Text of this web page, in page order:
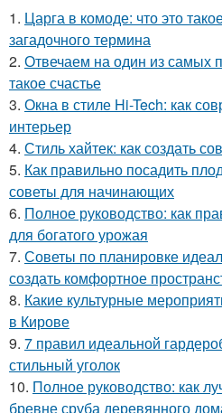
1. Царга в комоде: что это
загадочного термина
2. Отвечаем на один из самых
такое счастье
3. Окна в стиле Hi-Tech: как
интерьер
4. Стиль хайтек: как создать
5. Как правильно посадить
советы для начинающих
6. Полное руководство: как
для богатого урожая
7. Советы по планировке
создать комфортное
8. Какие культурные
в Кирове
9. 7 правил идеальной
стильный уголок
10. Полное руководство: как
бревне сруба деревянного